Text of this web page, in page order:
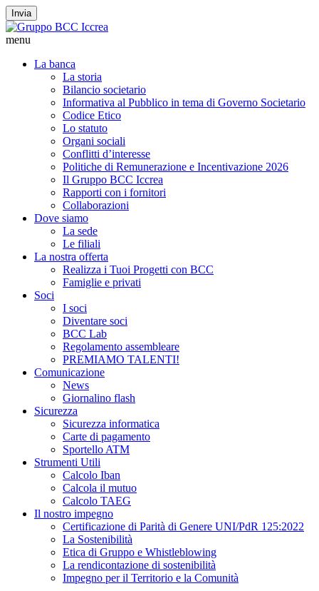
Invia
menu
La banca
La storia
Bilancio societario
Informativa al Pubblico in tema di Governo Societario
Codice Etico
Lo statuto
Organi sociali
Conflitti d’interesse
Politiche di Remunerazione e Incentivazione 2026
Il Gruppo BCC Iccrea
Rapporti con i fornitori
Collaborazioni
Dove siamo
La sede
Le filiali
La nostra offerta
Realizza i Tuoi Progetti con BCC
Famiglie e privati
Soci
I soci
Diventare soci
BCC Lab
Regolamento assembleare
PREMIAMO TALENTI!
Comunicazione
News
Giornalino flash
Sicurezza
Sicurezza informatica
Carte di pagamento
Sportello ATM
Strumenti Utili
Calcolo Iban
Calcola il mutuo
Calcolo TAEG
Il nostro impegno
Certificazione di Parità di Genere UNI/PdR 125:2022
La Sostenibilità
Etica di Gruppo e Whistleblowing
La rendicontazione di sostenibilità
Impegno per il Territorio e la Comunità